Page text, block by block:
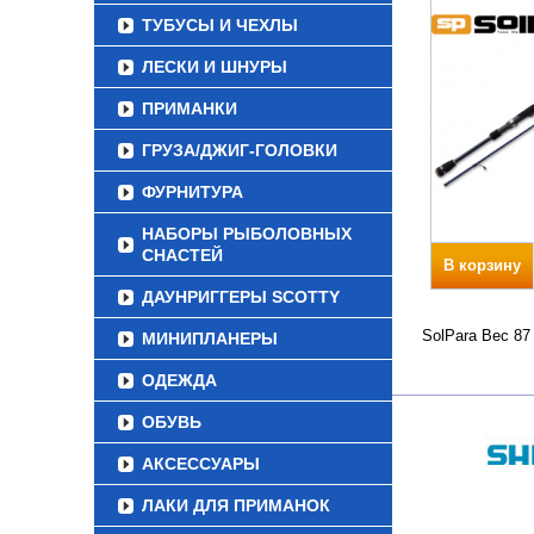
ТУБУСЫ И ЧЕХЛЫ
ЛЕСКИ И ШНУРЫ
ПРИМАНКИ
ГРУЗА/ДЖИГ-ГОЛОВКИ
ФУРНИТУРА
НАБОРЫ РЫБОЛОВНЫХ
СНАСТЕЙ
ДАУНРИГГЕРЫ SCOTTY
МИНИПЛАНЕРЫ
ОДЕЖДА
ОБУВЬ
АКСЕССУАРЫ
ЛАКИ ДЛЯ ПРИМАНОК
В корзину
SolPara Вес 87